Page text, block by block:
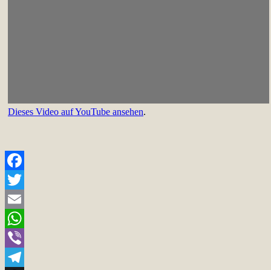
Dieses Video auf YouTube ansehen.
Facebook
Twitter
Email
WhatsApp
Viber